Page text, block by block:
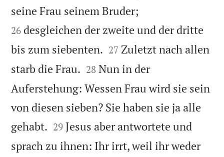
seine Frau seinem Bruder;
26 desgleichen der zweite und der dritte
bis zum siebenten. 

27 Zuletzt nach allen
starb die Frau. 

28 Nun in der
Auferstehung: Wessen Frau wird sie sein
von diesen sieben? Sie haben sie ja alle
gehabt. 

29 Jesus aber antwortete und
sprach zu ihnen: Ihr irrt, weil ihr weder